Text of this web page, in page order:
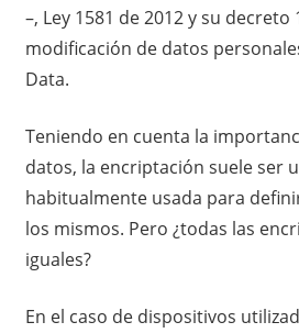
–, Ley 1581 de 2012 y su decreto
modificación de datos
Data.
Teniendo en cuenta la
datos, la encriptación suele ser
habitualmente usada para
los mismos. Pero ¿todas las
iguales?
En el caso de dispositivos